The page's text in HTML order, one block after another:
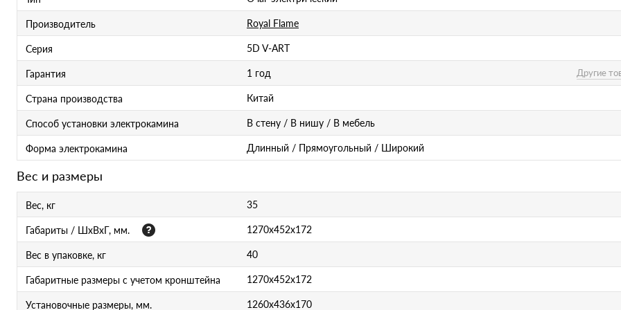
Производитель Royal Flame
Серия 5D V-ART
Гарантия 1 год Другие
Страна производства Китай
Способ установки электрокамина В стену / В нишу / В мебель
Форма электрокамина Длинный / Прямоугольный / Широкий
Вес и размеры
Вес, кг 35
Габариты / ШхВхГ, мм. 1270х452х172
Вес в упаковке, кг 40
Габаритные размеры с учетом кронштейна 1270х452х172
Установочные размеры, мм. 1260x436x170